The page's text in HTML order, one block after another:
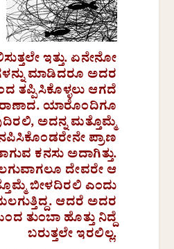
ಇತ್ತು. ಏನೇನೋ
ಮಾಡಿದರೂ ಅದರ
ತಪ್ಪಿಸಿಕೊಳ್ಳಲು ಆಗದೆ
ಯಾರೊಂದಿಗೂ
ಅದನ್ನ ಮತ್ತೊಮ್ಮೆ
ಪ್ರಾಣ
ಕನಸು ಅದಾಗಿತ್ತು.
ದೇವರೇ ಆ
ಬೀಳದಿರಲಿ ಎಂದು
ಆದರೆ ಅದರ
ತುಂಬಾ ಹೊತ್ತು ನಿದ್ದೆ
ಬರುತ್ತಲೇ ಇರಲಿಲ್ಲ.